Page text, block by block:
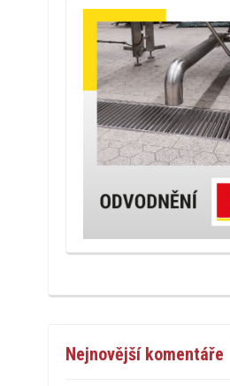
Nejnovější komentáře